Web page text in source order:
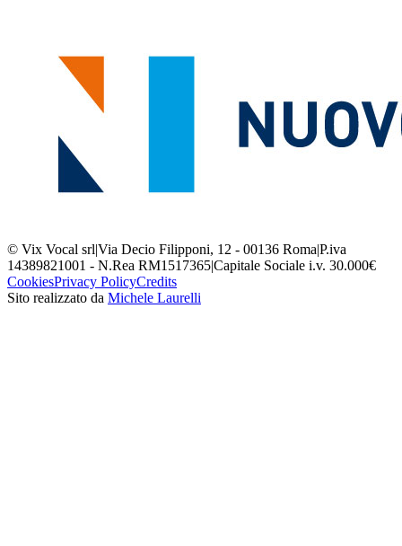
© Vix Vocal srl|Via Decio Filipponi, 12 - 00136 Roma|P.iva
14389821001 - N.Rea RM1517365|Capitale Sociale i.v. 30.000€
CookiesPrivacy PolicyCredits
Sito realizzato da Michele Laurelli